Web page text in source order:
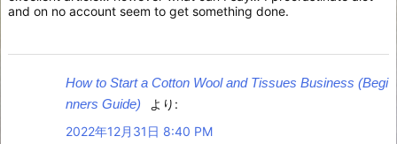
and on no account seem to get something done.
How to Start a Cotton Wool and Tissues Business (Begi
nners Guide)
より:
2022年12月31日 8:40 PM